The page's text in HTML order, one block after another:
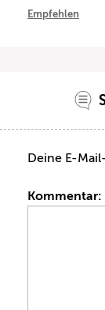
Empfehlen
Deine E-
Kommentar: